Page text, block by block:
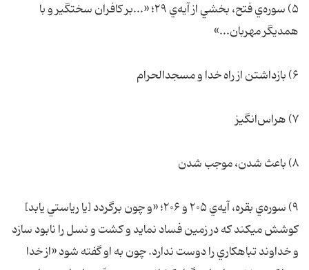
۵) سوره‌ي فتح، بخشي از آيه‌ي ۲۹؛ «...بر کافران سختگير و با
همديگر مهربان...»
۶) بازداشتن از راه خدا و مسجدالحرام
۷) هراس‌انگيز
۸) باعث شدن، موجب شدن
۹) سوره‌ي بقره، آيه‌ي ۲۰۵ و ۲۰۶؛ «و چون برگردد [يا رياستي يابد]
کوشش ميکند که در زمين فساد نمايد و کشت و نسل را نابود سازد
و خداوند تباهکاري را دوست ندارد. چون به او گفته شود «از خدا